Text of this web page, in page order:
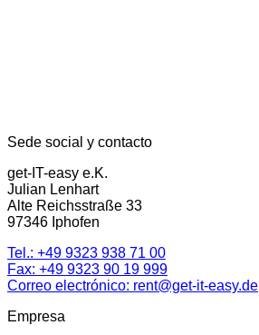
Sede social y contacto
get-IT-easy e.K.
Julian Lenhart
Alte Reichsstraße 33
97346 Iphofen
Tel.: +49 9323 938 71 00
Fax: +49 9323 90 19 999
Correo electrónico: rent@get-it-easy.de
Empresa